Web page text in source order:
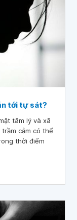
tới tự sát?
tâm lý và xã
cảm có thể
thời điểm